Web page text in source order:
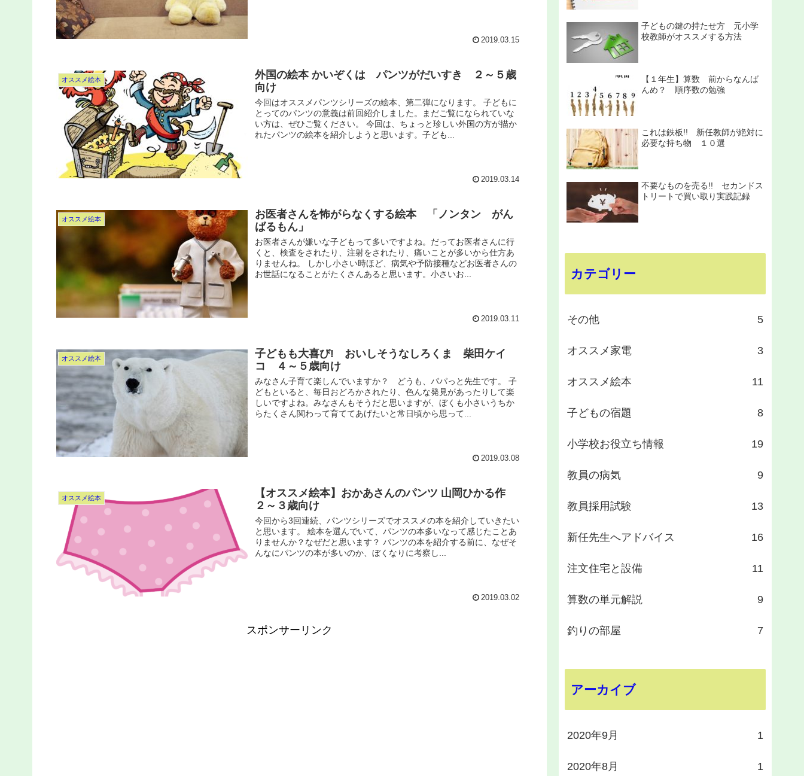
2019.03.15
オススメ絵本
外国の絵本 かいぞくは パンツがだいすき ２～５歳
向け
今回はオススメパンツシリーズの絵本、第二弾になります。 子どもに
とってのパンツの意義は前回紹介しました。まだご覧になられていな
い方は、ぜひご覧ください。 今回は、ちょっと珍しい外国の方が描か
れたパンツの絵本を紹介しようと思います。子ども...
2019.03.14
オススメ絵本
お医者さんを怖がらなくする絵本 「ノンタン がん
ばるもん」
お医者さんが嫌いな子どもって多いですよね。だってお医者さんに行
くと、検査をされたり、注射をされたり、痛いことが多いから仕方あ
りませんね。 しかし小さい時ほど、病気や予防接種などお医者さんの
お世話になることがたくさんあると思います。小さいお...
2019.03.11
オススメ絵本
子どもも大喜び! おいしそうなしろくま 柴田ケイ
コ ４～５歳向け
みなさん子育て楽しんでいますか？ どうも、パパっと先生です。 子
どもといると、毎日おどろかされたり、色んな発見があったりして楽
しいですよね。みなさんもそうだと思いますが、ぼくも小さいうちか
らたくさん関わって育ててあげたいと常日頃から思って...
2019.03.08
オススメ絵本
【オススメ絵本】おかあさんのパンツ 山岡ひかる作
２～３歳向け
今回から3回連続、パンツシリーズでオススメの本を紹介していきたい
と思います。 絵本を選んでいて、パンツの本多いなって感じたことあ
りませんか？なぜだと思います？ パンツの本を紹介する前に、なぜそ
んなにパンツの本が多いのか、ぼくなりに考察し...
2019.03.02
スポンサーリンク
子どもの鍵の持たせ方 元小学
校教師がオススメする方法
【１年生】算数 前からなんば
んめ？ 順序数の勉強
これは鉄板!! 新任教師が絶対に
必要な持ち物 １０選
不要なものを売る!! セカンドス
トリートで買い取り実践記録
カテゴリー
その他 5
オススメ家電 3
オススメ絵本 11
子どもの宿題 8
小学校お役立ち情報 19
教員の病気 9
教員採用試験 13
新任先生へアドバイス 16
注文住宅と設備 11
算数の単元解説 9
釣りの部屋 7
アーカイブ
2020年9月 1
2020年8月 1